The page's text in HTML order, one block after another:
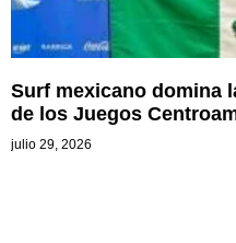
Surf mexicano domina
de los Juegos
julio 29, 2026